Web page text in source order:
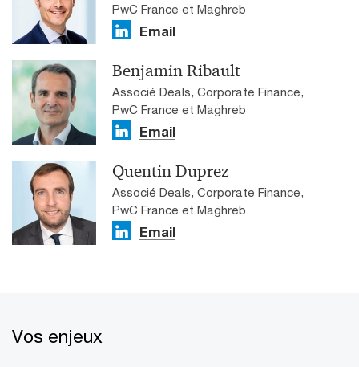
PwC France et Maghreb
Email
Benjamin Ribault
Associé Deals, Corporate Finance,
PwC France et Maghreb
Email
Quentin Duprez
Associé Deals, Corporate Finance,
PwC France et Maghreb
Email
Vos enjeux